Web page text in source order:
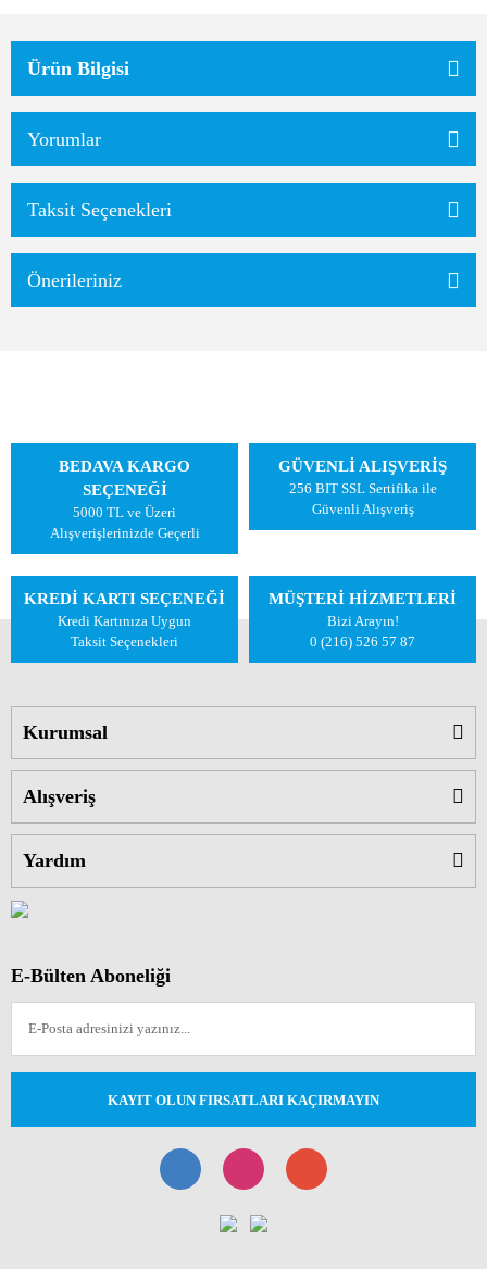
Ürün Bilgisi
Yorumlar
Taksit Seçenekleri
Önerileriniz
BEDAVA KARGO
SEÇENEĞİ
5000 TL ve Üzeri
Alışverişlerinizde Geçerli
GÜVENLİ ALIŞVERİŞ
256 BIT SSL Sertifika ile
Güvenli Alışveriş
KREDİ KARTI SEÇENEĞİ
Kredi Kartınıza Uygun
Taksit Seçenekleri
MÜŞTERİ HİZMETLERİ
Bizi Arayın!
0 (216) 526 57 87
Kurumsal
Alışveriş
Yardım
E-Bülten Aboneliği
KAYIT OLUN FIRSATLARI KAÇIRMAYIN